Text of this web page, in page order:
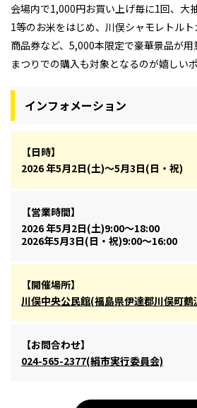
会場内で1,000円お買い上げ毎に1回、大
1等のお米をはじめ、川俣シャモレトル
商品券など、5,000本限定で豪華景品が
まつりでの購入も対象となるのが嬉しいポ
インフォメーション
【日時】
2026 年5月2日(土)～5月3日(日・祝)
【営業時間】
2026 年5月2日(土)9:00～18:00
2026年5月3日(日・祝)9:00～16:00
【開催場所】
川俣中央公民館(福島県伊達郡川俣町
【お問合わせ】
024-565-2377(絹市実行委員会)